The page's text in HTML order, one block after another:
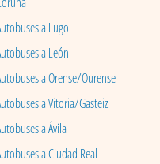
a Lugo
a León
a Orense/Ourense
a Vitoria/Gasteiz
a Ávila
a Ciudad Real